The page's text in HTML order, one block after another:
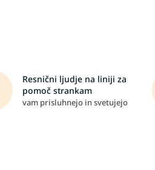
Resnični ljudje na liniji za
pomoč strankam
vam prisluhnejo in svetujejo